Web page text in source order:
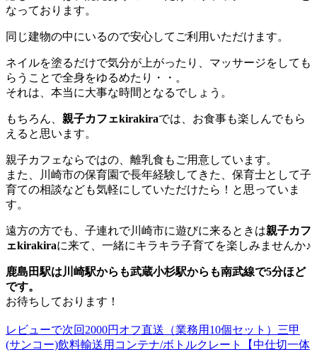
なっております。
同じ建物の中にいるので安心してご利用いただけます。
ネイルを塗るだけで気分が上がったり、マッサージをしても
らうことで全身をゆるめたり・・。
それは、本当に大事な時間となるでしょう。
もちろん、 親子カフェkirakiraでは、お食事も楽しんでもら
えると思います。
親子カフェならではの、離乳食もご用意しています。
また、川崎市の保育園で長年経験してきた、保育士として子
育ての相談なども気軽にしていただけたら！と思っていま
す。
遠方の方でも、子連れで川崎市に遊びに来るときは親子カフ
ェkirakiraに来て、一緒にキラキラ子育てを楽しみませんか♪
鹿島田駅は川崎駅からも武蔵小杉駅からも南武線で5分ほど
です。
お待ちしております！
レビューで次回2000円オフ直送（業務用10個セット）三甲
(サンコー)飲料輸送用コンテナ/ボトルクレート【中仕切一体